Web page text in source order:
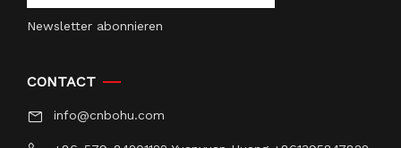
Newsletter abonnieren
CONTACT
info@cnbohu.com